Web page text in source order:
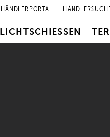
HÄNDLERPORTAL
LICHTSCHIESSEN